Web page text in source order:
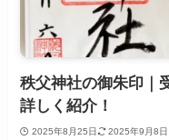
秩父神社の御朱印｜
詳しく紹介！
2025年8月25日 2025年9月8日